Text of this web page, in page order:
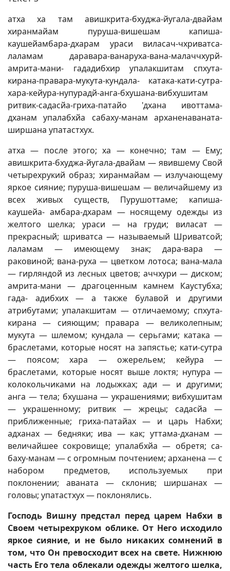
атха ха там авишкрита-бхуджа-йугала-двайам
хиранмайам пуруша-вишешам капиша-
каушейамбара-дхарам ураси виласач-чхриватса-
лаламам даравара-ванаруха-вана-малаччхурй-
амрита-мани- гададибхир упалакшитам спхута-
кирана-правара-мукута-кундала- катака-кати-сутра-
хара-кейура-нупурадй-анга-бхушана-вибхушитам
ритвик-садасйа-гриха-патайо 'дхана ивоттама-
дханам упалабхйа сабаху-манам арханенаваната-
ширшана упатастхух.
атха — после этого; ха — конечно; там — Ему;
авишкрита-бхуджа-йугала-двайам — явившему Свой
четырехрукий образ; хиранмайам — излучающему
яркое сияние; пуруша-вишешам — величайшему из
всех живых существ, Пурушоттаме; капиша-
каушейа- амбара-дхарам — носящему одежды из
желтого шелка; ураси — на груди; виласат —
прекрасный; шриватса — называемый Шриватсой;
лаламам — имеющему знак; дара-вара —
раковиной; вана-руха — цветком лотоса; вана-мала
— гирляндой из лесных цветов; аччхури — диском;
амрита-мани — драгоценным камнем Каустубха;
гада- адибхих — а также булавой и другими
атрибутами; упалакшитам — отличаемому; спхута-
кирана — сияющим; правара — великолепным;
мукута — шлемом; кундала — серьгами; катака —
браслетами, которые носят на запястье; кати-сутра
— поясом; хара — ожерельем; кейура —
браслетами, которые носят выше локтя; нупура —
колокольчиками на лодыжках; ади — и другими;
анга — тела; бхушана — украшениями; вибхушитам
— украшенному; ритвик — жрецы; садасйа —
приближенные; гриха-патайах — и царь Набхи;
адханах — бедняки; ива — как; уттама-дханам —
величайшее сокровище; упалабхйа — обретя; са-
баху-манам — с огромным почтением; арханена — с
набором предметов, используемых при
поклонении; аваната — склонив; ширшанах —
головы; упатастхух — поклонялись.
Господь Вишну предстал перед царем Набхи в
Своем четырехруком облике. От Него исходило
яркое сияние, и не было никаких сомнений в
том, что Он превосходит всех на свете. Нижнюю
часть Его тела облекали одежды желтого шелка,